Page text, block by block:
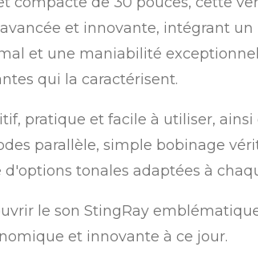
et innovante, intégrant
et une maniabilité
qui la caractérisent.
pratique et facile à utiliser,
parallèle, simple bobinage
tonales adaptées à
le son StingRay
et innovante à ce jour.